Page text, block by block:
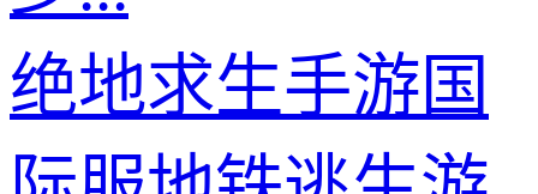
绝地求生手游国